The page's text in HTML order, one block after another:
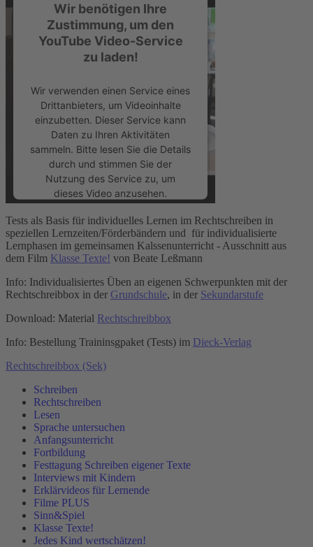
Wir benötigen Ihre
Zustimmung, um den
YouTube Video-Service
zu laden!
Wir verwenden einen Service eines
Drittanbieters, um Videoinhalte
einzubetten. Dieser Service kann
Daten zu Ihren Aktivitäten
sammeln. Bitte lesen Sie die Details
durch und stimmen Sie der
Nutzung des Service zu, um
dieses Video anzusehen.
Mehr Informationen
Akzeptieren
powered byUsercentrics Consent
Tests als Basis für individuelles Lernen im Rechtschreiben in
speziellen Lernzeiten/Förderbändern und für individualisierte
Lernphasen im gemeinsamen Kalssenunterricht - Ausschnitt aus
dem Film Klasse Texte! von Beate Leßmann
Info: Individualisiertes Üben an eigenen Schwerpunkten mit der
Rechtschreibbox in der Grundschule, in der Sekundarstufe
Download: Material Rechtschreibbox
Info: Bestellung Traininsgpaket (Tests) im Dieck-Verlag
Rechtschreibbox (Sek)
Schreiben
Rechtschreiben
Lesen
Sprache untersuchen
Anfangsunterricht
Fortbildung
Festtagung Schreiben eigener Texte
Interviews mit Kindern
Erklärvideos für Lernende
Filme PLUS
Sinn&Spiel
Klasse Texte!
Jedes Kind wertschätzen!